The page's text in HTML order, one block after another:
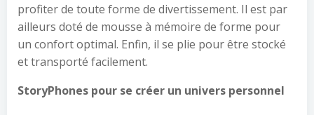
profiter de toute forme de divertissement. Il est par
ailleurs doté de mousse à mémoire de forme pour
un confort optimal. Enfin, il se plie pour être stocké
et transporté facilement.
StoryPhones pour se créer un univers personnel